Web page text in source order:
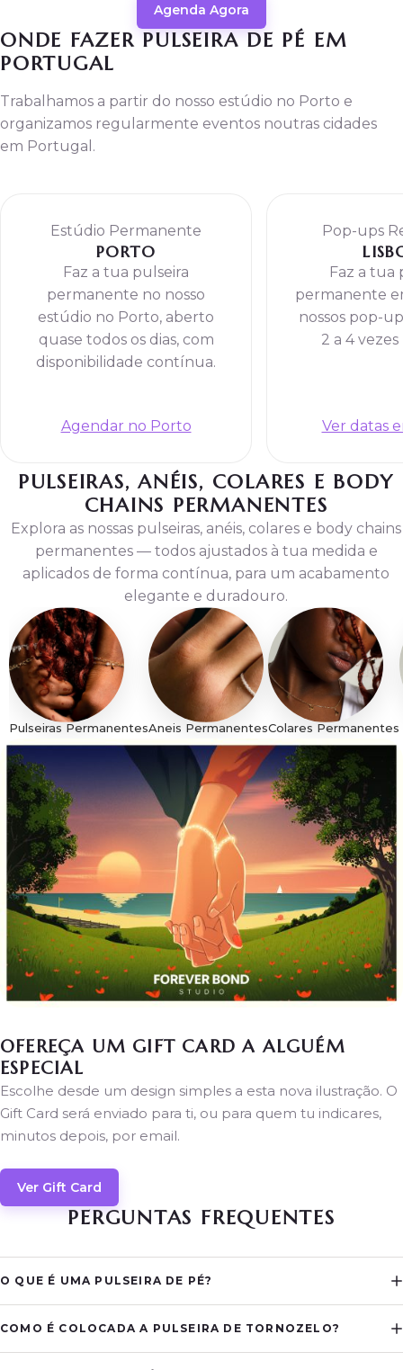
Agenda Agora
ONDE FAZER PULSEIRA DE PÉ EM
PORTUGAL
Trabalhamos a partir do nosso estúdio no Porto e
organizamos regularmente eventos noutras cidades
em Portugal.
Estúdio Permanente
PORTO
Faz a tua pulseira
permanente no nosso
estúdio no Porto, aberto
quase todos os dias, com
disponibilidade contínua.
Agendar no Porto
Pop-ups
Faz a tua
permanente
nossos pop-
2 a 4
Ver datas
PULSEIRAS, ANÉIS, COLARES E BODY
CHAINS PERMANENTES
Explora as nossas pulseiras, anéis, colares e body chains
permanentes — todos ajustados à tua medida e
aplicados de forma contínua, para um acabamento
elegante e duradouro.
Pulseiras PermanentesAneis PermanentesColares Permanentes
OFEREÇA UM GIFT CARD A ALGUÉM
ESPECIAL
Escolhe desde um design simples a esta nova ilustração. O
Gift Card será enviado para ti, ou para quem tu indicares,
minutos depois, por email.
Ver Gift Card
PERGUNTAS FREQUENTES
O QUE É UMA PULSEIRA DE PÉ?
COMO É COLOCADA A PULSEIRA DE TORNOZELO?